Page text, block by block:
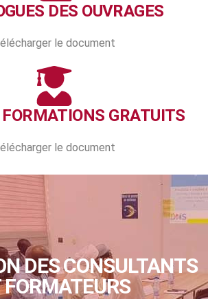
DES OUVRAGES
le document
FORMATIONS GRATUITS
le document
DES CONSULTANTS
FORMATEURS